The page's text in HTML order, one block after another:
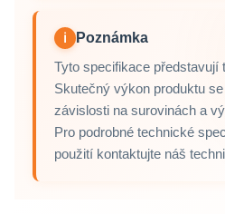
ℹ
Poznámka
Tyto specifikace představují
Skutečný výkon produktu
závislosti na surovinách a
Pro podrobné technické
použití kontaktujte náš